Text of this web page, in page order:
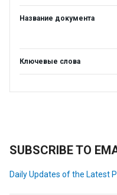
Название документа
Ключевые слова
SUBSCRIBE TO
Daily Updates of the Latest